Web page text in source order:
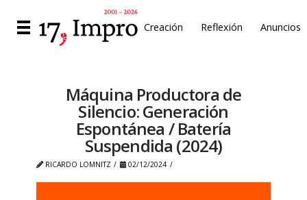
Creación Reflexión Anuncios
Máquina Productora de
Silencio: Generación
Espontánea / Batería
Suspendida (2024)
RICARDO LOMNITZ 02/12/2024